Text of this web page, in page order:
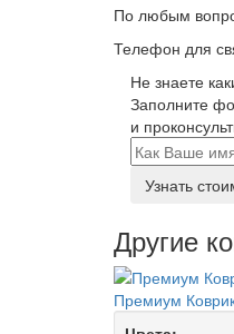
По любым
Телефон для
Не знаете
Заполните
и
Узнать
Другие
Премиум